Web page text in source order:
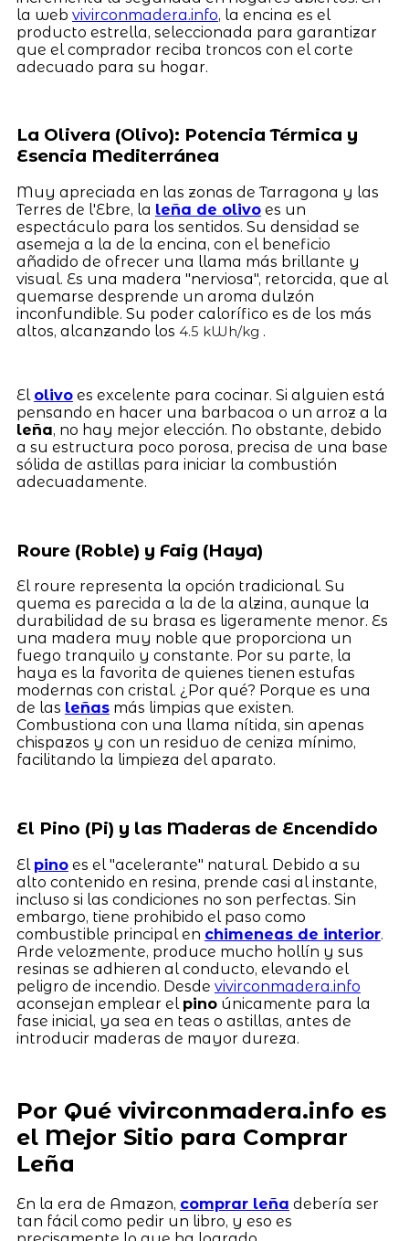
la web vivirconmadera.info, la encina es el
producto estrella, seleccionada para garantizar
que el comprador reciba troncos con el corte
adecuado para su hogar.
La Olivera (Olivo): Potencia Térmica y
Esencia Mediterránea
Muy apreciada en las zonas de Tarragona y las
Terres de l'Ebre, la leña de olivoes un
espectáculo para los sentidos. Su densidad se
asemeja a la de la encina, con el beneficio
añadido de ofrecer una llama más brillante y
visual. Es una madera "nerviosa", retorcida, que al
quemarse desprende un aroma dulzón
inconfundible. Su poder calorífico es de los más
altos, alcanzando los 4.5 kWh/kg .
El olivoes excelente para cocinar. Si alguien está
pensando en hacer una barbacoa o un arroz a la
leña, no hay mejor elección. No obstante, debido
a su estructura poco porosa, precisa de una base
sólida de astillas para iniciar la combustión
adecuadamente.
Roure (Roble) y Faig (Haya)
El roure representa la opción tradicional. Su
quema es parecida a la de la alzina, aunque la
durabilidad de su brasa es ligeramente menor. Es
una madera muy noble que proporciona un
fuego tranquilo y constante. Por su parte, la
haya es la favorita de quienes tienen estufas
modernas con cristal. ¿Por qué? Porque es una
de las leñasmás limpias que existen.
Combustiona con una llama nítida, sin apenas
chispazos y con un residuo de ceniza mínimo,
facilitando la limpieza del aparato.
El Pino (Pi) y las Maderas de Encendido
El pinoes el "acelerante" natural. Debido a su
alto contenido en resina, prende casi al instante,
incluso si las condiciones no son perfectas. Sin
embargo, tiene prohibido el paso como
combustible principal en chimeneas de interior.
Arde velozmente, produce mucho hollín y sus
resinas se adhieren al conducto, elevando el
peligro de incendio. Desde vivirconmadera.info
aconsejan emplear el pinoúnicamente para la
fase inicial, ya sea en teas o astillas, antes de
introducir maderas de mayor dureza.
Por Qué vivirconmadera.info es
el Mejor Sitio para Comprar
Leña
En la era de Amazon, comprar leña debería ser
tan fácil como pedir un libro, y eso es